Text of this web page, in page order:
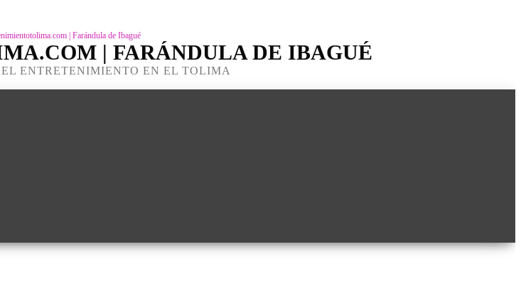
| FARÁNDULA DE IBAGUÉ
ENTRETENIMIENTO EN EL TOLIMA